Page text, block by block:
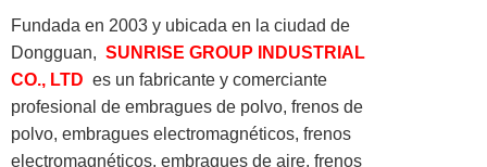
Fundada en 2003 y ubicada en la ciudad de
Dongguan, SUNRISE GROUP INDUSTRIAL
CO., LTD es un fabricante y comerciante
profesional de embragues de polvo, frenos de
polvo, embragues electromagnéticos, frenos
electromagnéticos, embragues de aire, frenos